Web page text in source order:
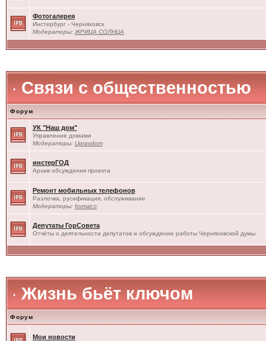
Фотогалерея
Инстербург - Черняховск
Модераторы: ЖРИЦА СОЛНЦА
Связи с общественностью
Форум
УК "Наш дом"
Управление домами
Модераторы: Upravdom
инстерГОД
Архив обсуждения проекта
Ремонт мобильных телефонов
Разлочка, русификация, обслуживание
Модераторы: format:c
Депутаты ГорСовета
Отчёты о деятельности депутатов и обсуждение работы Черняховской думы
Жизнь бьёт ключом
Форум
Мои новости